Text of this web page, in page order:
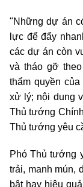
"Những dự án
lực để đẩy
các dự án còn
và tháo gỡ
thẩm quyền
xử lý; nội dung
Thủ tướng
Thủ tướng yêu
Phó Thủ tướng
trải, manh mún,
bật hay hiệu